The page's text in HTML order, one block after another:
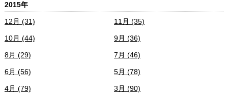
2015年
12月 (31) 11月 (35)
10月 (44) 9月 (36)
8月 (29) 7月 (46)
6月 (56) 5月 (78)
4月 (79) 3月 (90)